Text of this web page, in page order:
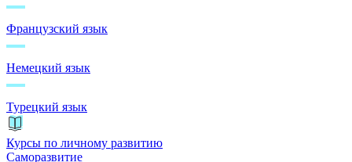
Французский язык
Немецкий язык
Турецкий язык
Курсы по личному развитию
Саморазвитие